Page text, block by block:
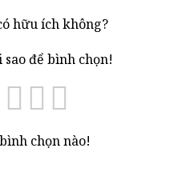
hữu ích không?
sao để bình chọn!
chọn nào!